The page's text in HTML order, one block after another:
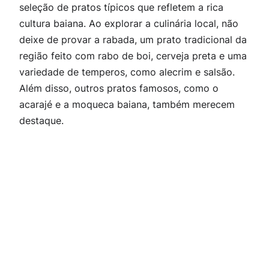
seleção de pratos típicos que refletem a rica
cultura baiana. Ao explorar a culinária local, não
deixe de provar a rabada, um prato tradicional da
região feito com rabo de boi, cerveja preta e uma
variedade de temperos, como alecrim e salsão.
Além disso, outros pratos famosos, como o
acarajé e a moqueca baiana, também merecem
destaque.